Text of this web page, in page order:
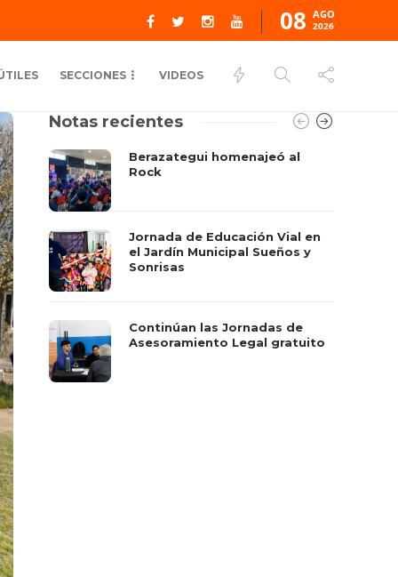
08 AGO
2026
SECCIONES VIDEOS
Notas recientes
Berazategui homenajeó al
Rock
Jornada de Educación Vial en
el Jardín Municipal Sueños y
Sonrisas
Continúan las Jornadas de
Asesoramiento Legal gratuito